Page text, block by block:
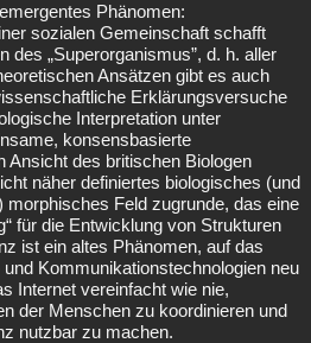
Phänomen:
sozialen Gemeinschaft schafft
des „Superorganismus”, d. h. aller
Ansätzen gibt es auch
Erklärungsversuche
Interpretation unter
konsensbasierte
Ansicht des britischen Biologen
näher definiertes biologisches (und
morphisches Feld zugrunde, das eine
für die Entwicklung von Strukturen
ist ein altes Phänomen, auf das
Kommunikationstechnologien neu
Internet vereinfacht wie nie,
der Menschen zu koordinieren und
nutzbar zu machen.